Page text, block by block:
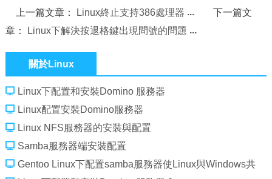
上一篇文章： Linux終止支持386處理器
下一篇文
章：
Linux下解決按退格鍵出現問號的問題
關於Linux
Linux下配置和安裝Domino 服務器
Linux配置安裝Domino服務器
Linux NFS服務器的安裝與配置
Samba服務器端安裝配置
Gentoo Linux下配置samba服務器使Linux與Windows共